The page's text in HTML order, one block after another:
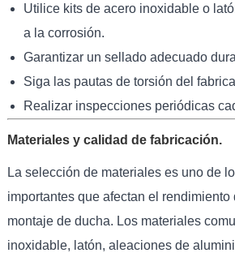
Utilice kits de acero inoxidable o
a la corrosión.
Garantizar un sellado adecuado
Siga las pautas de torsión del
Realizar inspecciones periódicas
Materiales y calidad de fabricación.
La selección de materiales es uno de
importantes que afectan el rendimiento
montaje de ducha. Los materiales
inoxidable, latón, aleaciones de